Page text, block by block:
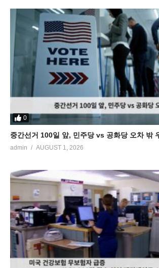
0
중간선거 100일 앞, 민주당 vs 공화당 오차 밖
admin AUGUST 1, 2026